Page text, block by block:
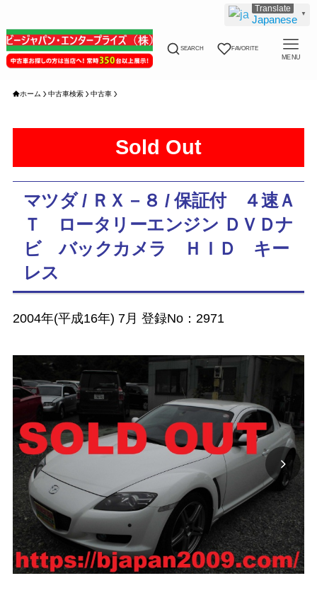
SEARCH FAVORITE
MENU
ホーム 中古車検索 中古車
Sold Out
マツダ / ＲＸ－８ / 保証付 ４速Ａ
Ｔ ロータリーエンジン ＤＶＤナ
ビ バックカメラ ＨＩＤ キー
レス
2004年(平成16年) 7月 登録No：2971
Japanese ▼